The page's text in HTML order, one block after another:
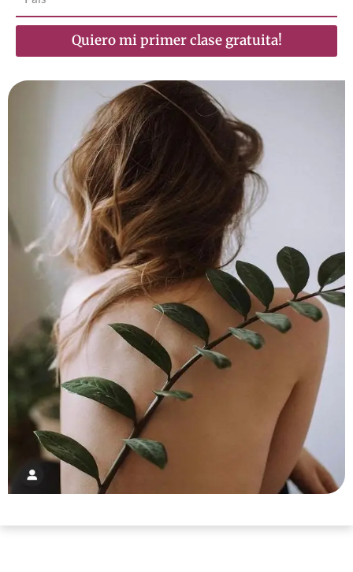
Quiero mi primer clase gratuita!